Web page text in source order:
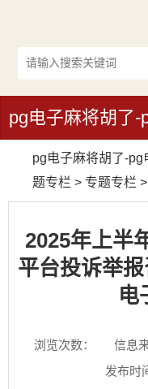
pg电子麻将胡了-
pg电子麻将胡了-pg
题专栏 > 专题专栏 >
2025年上半
平台投诉举
电
浏览次数：
信息
发布时